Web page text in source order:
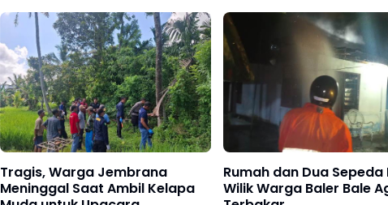
Tragis, Warga Jembrana
Meninggal Saat Ambil Kelapa
Rumah dan Dua
Wilik Warga Baler Bale